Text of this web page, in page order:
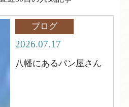
ブログ
2026.07.17
八幡にあるパン屋さん